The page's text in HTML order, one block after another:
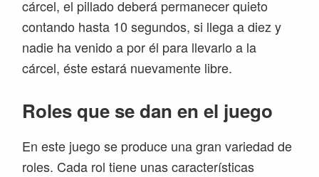
cárcel, el pillado deberá permanecer quieto
contando hasta 10 segundos, si llega a diez y
nadie ha venido a por él para llevarlo a la
cárcel, éste estará nuevamente libre.
Roles que se dan en el juego
En este juego se produce una gran variedad de
roles. Cada rol tiene unas características